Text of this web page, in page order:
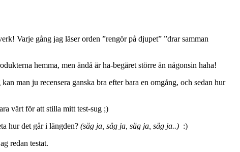
Varje gång jag läser orden ”rengör på djupet” ”drar samman
hemma, men ändå är ha-begäret större än någonsin haha!
man ju recensera ganska bra efter bara en omgång, och sedan hur
värt för att stilla mitt test-sug ;)
hur det går i längden? (säg ja, säg ja, säg ja, säg ja..) :)
redan testat.